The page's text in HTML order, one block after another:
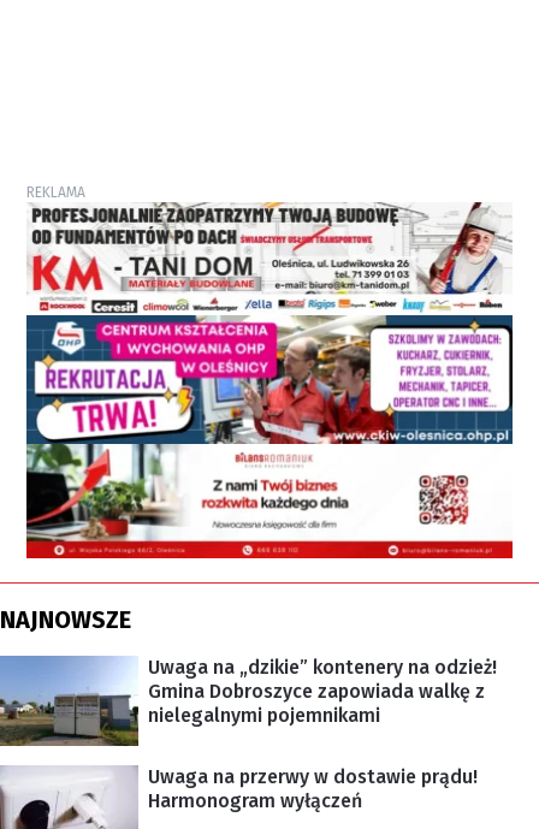
REKLAMA
NAJNOWSZE
Uwaga na „dzikie” kontenery na odzież!
Gmina Dobroszyce zapowiada walkę z
nielegalnymi pojemnikami
Uwaga na przerwy w dostawie prądu!
Harmonogram wyłączeń